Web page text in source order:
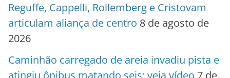
Reguffe, Cappelli, Rollemberg e Cristovam
articulam aliança de centro 8 de agosto de
2026
Caminhão carregado de areia invadiu pista e